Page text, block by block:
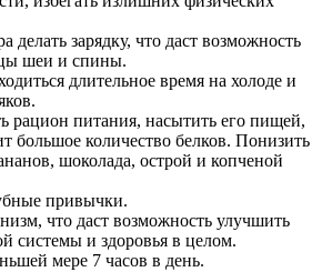
делать зарядку, что даст возможность
шеи и спины.
длительное время на холоде и
рацион питания, насытить его пищей,
большое количество белков. Понизить
шоколада, острой и копченой
привычки.
что даст возможность улучшить
системы и здоровья в целом.
мере 7 часов в день.